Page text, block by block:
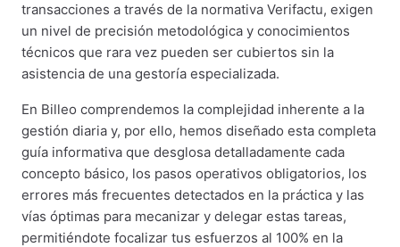
transacciones a través de la normativa Verifactu, exigen
un nivel de precisión metodológica y conocimientos
técnicos que rara vez pueden ser cubiertos sin la
asistencia de una gestoría especializada.
En Billeo comprendemos la complejidad inherente a la
gestión diaria y, por ello, hemos diseñado esta completa
guía informativa que desglosa detalladamente cada
concepto básico, los pasos operativos obligatorios, los
errores más frecuentes detectados en la práctica y las
vías óptimas para mecanizar y delegar estas tareas,
permitiéndote focalizar tus esfuerzos al 100% en la